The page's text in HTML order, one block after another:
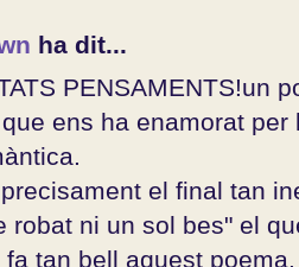
ha dit...
PENSAMENTS!un
ens ha enamorat
el final tan
robat ni un sol bes" el
fa tan bell aquest poema.